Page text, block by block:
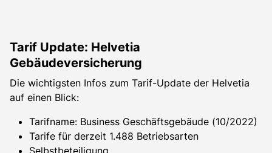
Tarif Update: Helvetia
Gebäudeversicherung
Die wichtigsten Infos zum Tarif-Update der Helvetia
auf einen Blick:
Tarifname: Business Geschäftsgebäude (10/2022)
Tarife für derzeit 1.488 Betriebsarten
Selbstbeteiligung